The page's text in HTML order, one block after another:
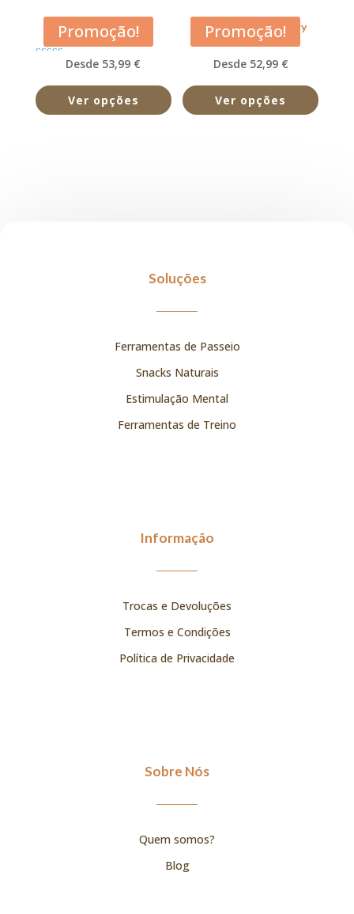
Promoção!
Acana Pacifica
Avaliação
de 5
Desde 53,99 €
Ver opções
Promoção!
Acana Prairie Poultry
Desde 52,99 €
Ver opções
Soluções
Ferramentas de Passeio
Snacks Naturais
Estimulação Mental
Ferramentas de Treino
Informação
Trocas e Devoluções
Termos e Condições
Política de Privacidade
Sobre Nós
Quem somos?
Blog